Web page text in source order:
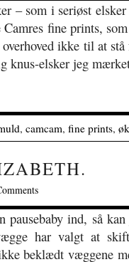
– som i seriøst
fine prints,
ikke til at
knus-elsker jeg
, camcam, fine prints,
pausebaby ind, så
har valgt at
beklædt væggene